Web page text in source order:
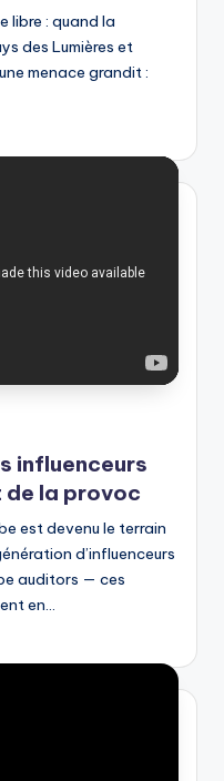
libre : quand la
des Lumières et
menace grandit :
influenceurs
de la provoc
est devenu le terrain
d’influenceurs
auditors — ces
en…